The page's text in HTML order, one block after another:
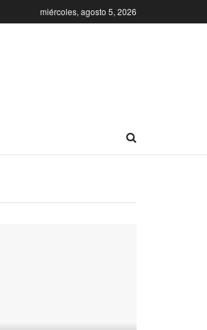
miércoles, agosto 5, 2026